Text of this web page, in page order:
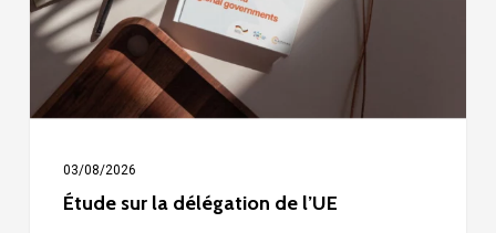
l’UE
03/08/2026
Étude sur la délégation de l’UE